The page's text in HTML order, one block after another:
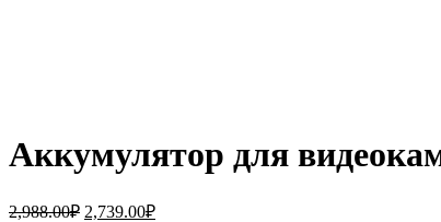
Аккумулятор для
2,988.00₽ Первоначальная
2,739.00₽Текущая